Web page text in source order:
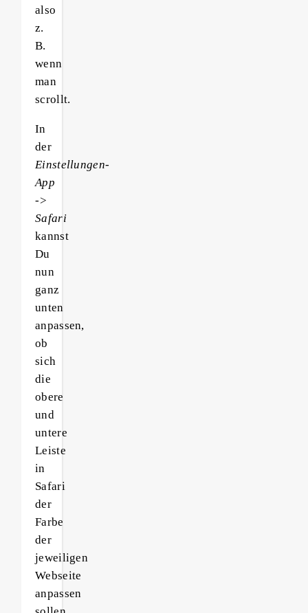
also
z.
B.
wenn
man
scrollt.
In
der
Einstellungen-
App
->
Safari
kannst
Du
nun
ganz
unten
anpassen,
ob
sich
die
obere
und
untere
Leiste
in
Safari
der
Farbe
der
jeweiligen
Webseite
anpassen